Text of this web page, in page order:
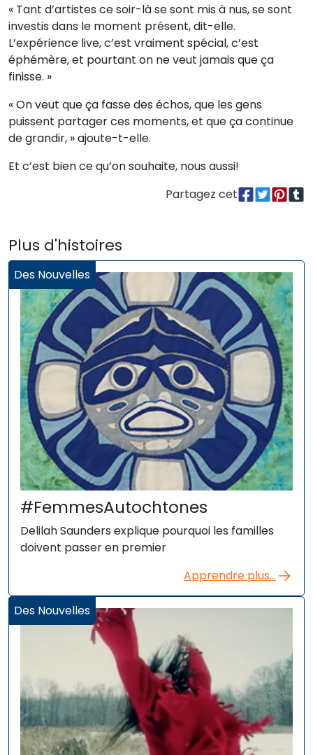
« Tant d’artistes ce soir-là se sont mis à nus, se sont
investis dans le moment présent, dit-elle.
L’expérience live, c’est vraiment spécial, c’est
éphémère, et pourtant on ne veut jamais que ça
finisse. »
« On veut que ça fasse des échos, que les gens
puissent partager ces moments, et que ça continue
de grandir, » ajoute-t-elle.
Et c’est bien ce qu’on souhaite, nous aussi!
Partagez cet
Plus d'histoires
Des Nouvelles
#FemmesAutochtones
Delilah Saunders explique pourquoi les familles
doivent passer en premier
Apprendre plus...
Des Nouvelles